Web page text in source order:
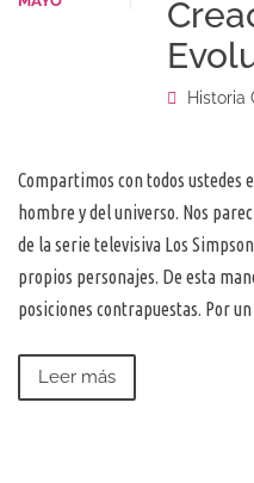
Historia
Compartimos con todos
hombre y del universo. Nos
de la serie televisiva Los
propios personajes. De esta
posiciones contrapuestas. Por
Leer más